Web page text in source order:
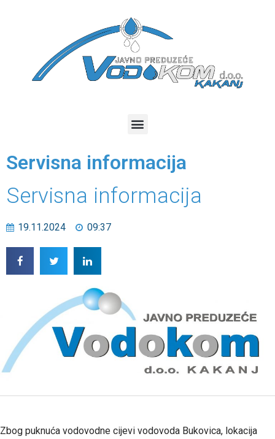
Servisna informacija
Servisna informacija
19.11.2024 09:37
Zbog puknuća vodovodne cijevi vodovoda Bukovica, lokacija